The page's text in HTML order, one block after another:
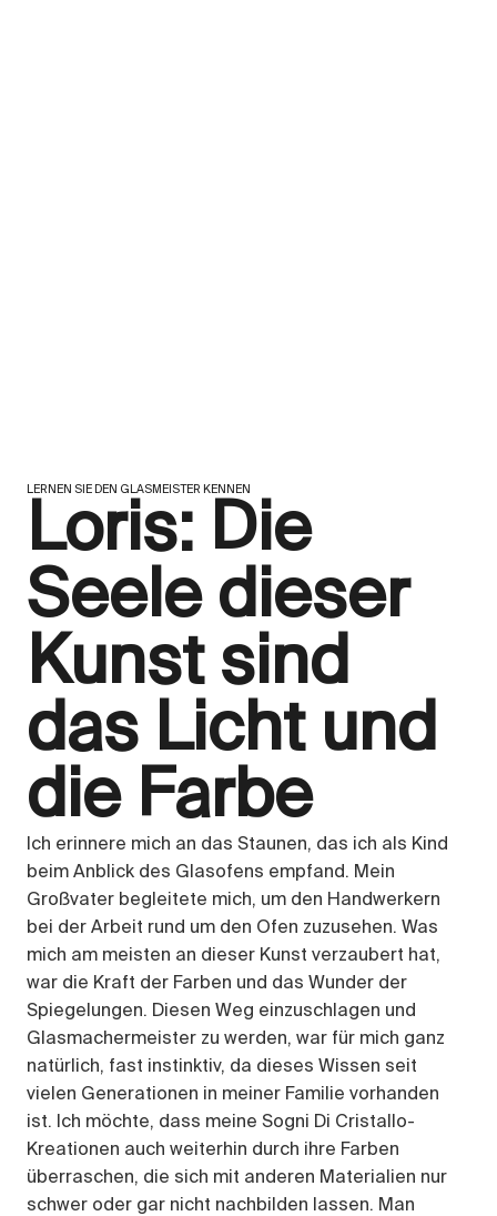
LERNEN SIE DEN GLASMEISTER KENNEN
Loris: Die
Seele dieser
Kunst sind
das Licht und
die Farbe
Ich erinnere mich an das Staunen, das ich als Kind
beim Anblick des Glasofens empfand. Mein
Großvater begleitete mich, um den Handwerkern
bei der Arbeit rund um den Ofen zuzusehen. Was
mich am meisten an dieser Kunst verzaubert hat,
war die Kraft der Farben und das Wunder der
Spiegelungen. Diesen Weg einzuschlagen und
Glasmachermeister zu werden, war für mich ganz
natürlich, fast instinktiv, da dieses Wissen seit
vielen Generationen in meiner Familie vorhanden
ist. Ich möchte, dass meine Sogni Di Cristallo-
Kreationen auch weiterhin durch ihre Farben
überraschen, die sich mit anderen Materialien nur
schwer oder gar nicht nachbilden lassen. Man